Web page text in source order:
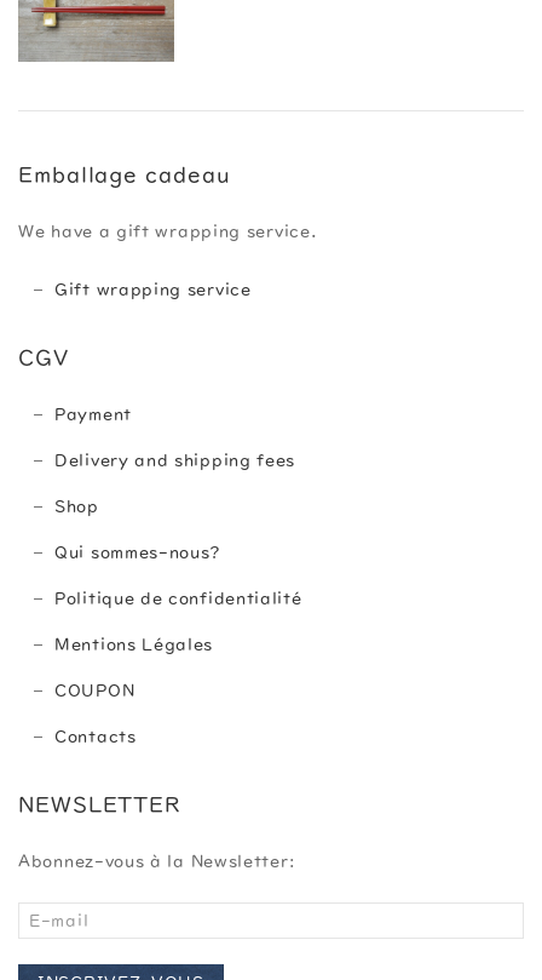
Emballage cadeau
We have a gift wrapping service.
Gift wrapping service
CGV
Payment
Delivery and shipping fees
Shop
Qui sommes-nous?
Politique de confidentialité
Mentions Légales
COUPON
Contacts
NEWSLETTER
Abonnez-vous à la Newsletter: